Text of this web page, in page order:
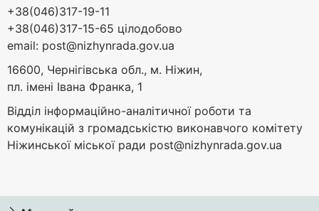
+38(046)317-19-11
+38(046)317-15-65 цілодобово
email: post@nizhynrada.gov.ua
16600, Чернігівська обл., м. Ніжин,
пл. імені Івана Франка, 1
Відділ інформаційно-аналітичної роботи та
комунікацій з громадськістю виконавчого комітету
Ніжинської міської ради post@nizhynrada.gov.ua